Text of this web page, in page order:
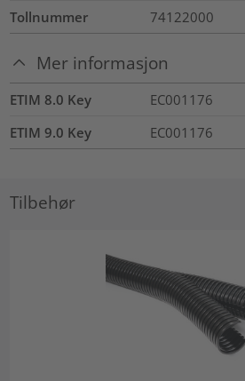
Tollnummer 74122000
Mer informasjon
ETIM 8.0 Key
EC001176
ETIM 9.0 Key
EC001176
Tilbehør